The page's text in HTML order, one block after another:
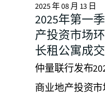
2025 年 08 月 13 日
2025年第一
产投资市场环
长租公寓成
仲量联行发布
商业地产投资